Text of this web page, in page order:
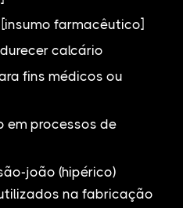
farmacêutico]
calcário
fins médicos ou
em processos de
joão (hipérico)
na fabricação